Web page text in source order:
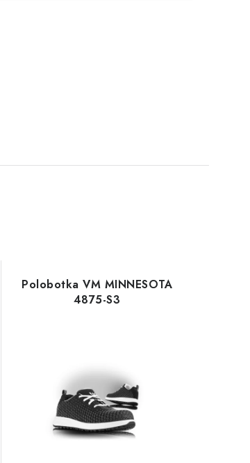
Polobotka VM MINNESOTA
4875-S3